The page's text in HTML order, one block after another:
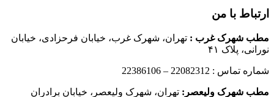
ارتباط با من
مطب شهرک غرب : تهران، شهرک غرب، خیابان فرحزادی، خیابان
نورانی، پلاک ۴۱
شماره تماس : 22082312 – 22386106
مطب شهرک ولیعصر: تهران، شهرک ولیعصر، خیابان برادران